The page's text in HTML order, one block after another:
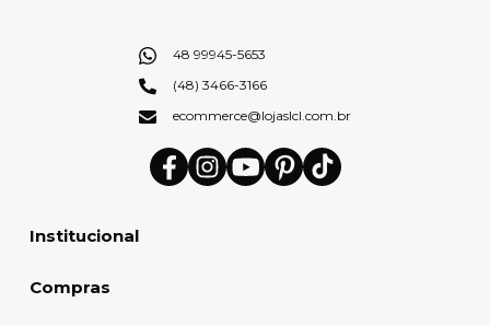
Institucional
Compras
48 99945-5653
(48) 3466-3166
ecommerce@lojaslcl.com.br